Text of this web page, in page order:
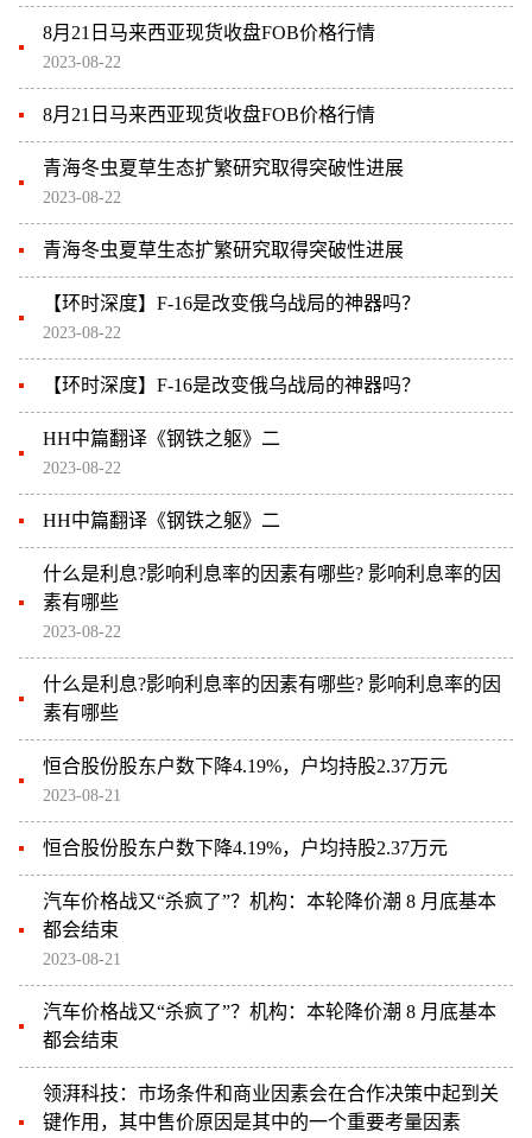
8月21日马来西亚现货收盘FOB价格行情
2023-08-22
8月21日马来西亚现货收盘FOB价格行情
青海冬虫夏草生态扩繁研究取得突破性进展
2023-08-22
青海冬虫夏草生态扩繁研究取得突破性进展
【环时深度】F-16是改变俄乌战局的神器吗？
2023-08-22
【环时深度】F-16是改变俄乌战局的神器吗？
HH中篇翻译《钢铁之躯》二
2023-08-22
HH中篇翻译《钢铁之躯》二
什么是利息?影响利息率的因素有哪些? 影响利息率的因
素有哪些
2023-08-22
什么是利息?影响利息率的因素有哪些? 影响利息率的因
素有哪些
恒合股份股东户数下降4.19%，户均持股2.37万元
2023-08-21
恒合股份股东户数下降4.19%，户均持股2.37万元
汽车价格战又“杀疯了”？机构：本轮降价潮 8 月底基本
都会结束
2023-08-21
汽车价格战又“杀疯了”？机构：本轮降价潮 8 月底基本
都会结束
领湃科技：市场条件和商业因素会在合作决策中起到关
键作用，其中售价原因是其中的一个重要考量因素